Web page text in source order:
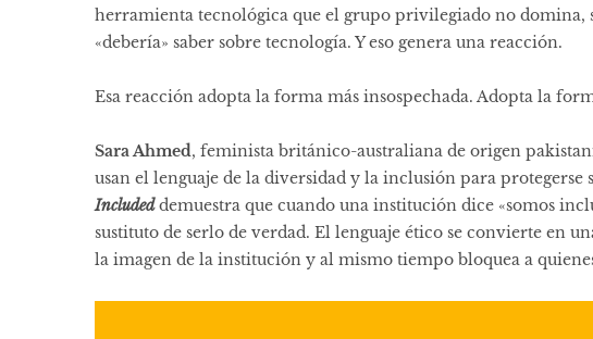
herramienta tecnológica que el grupo privilegiado no domina,
«debería» saber sobre tecnología. Y eso genera una reacción.
Esa reacción adopta la forma más insospechada. Adopta la
Sara Ahmed, feminista británico-australiana de origen
usan el lenguaje de la diversidad y la inclusión para
Included demuestra que cuando una institución dice «somos
sustituto de serlo de verdad. El lenguaje ético se convierte en
la imagen de la institución y al mismo tiempo bloquea a